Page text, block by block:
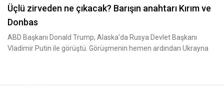
Üçlü zirveden ne çıkacak? Barışın anahtarı Kırım ve
Donbas
ABD Başkanı Donald Trump, Alaska’da Rusya Devlet Başkanı
Vladimir Putin ile görüştü. Görüşmenin hemen ardından Ukrayna